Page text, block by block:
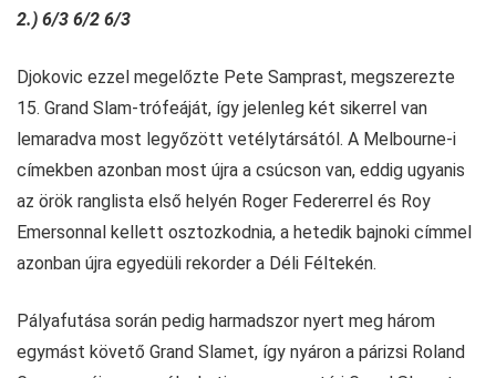
2.) 6/3 6/2 6/3
Djokovic ezzel megelőzte Pete Samprast, megszerezte
15. Grand Slam-trófeáját, így jelenleg két sikerrel van
lemaradva most legyőzött vetélytársától. A Melbourne-i
címekben azonban most újra a csúcson van, eddig ugyanis
az örök ranglista első helyén Roger Federerrel és Roy
Emersonnal kellett osztozkodnia, a hetedik bajnoki címmel
azonban újra egyedüli rekorder a Déli Féltekén.
Pályafutása során pedig harmadszor nyert meg három
egymást követő Grand Slamet, így nyáron a párizsi Roland